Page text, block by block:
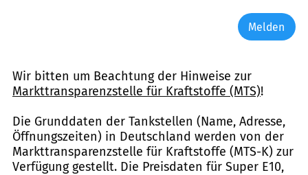
Melden
Wir bitten um Beachtung der Hinweise zur
Markttransparenzstelle für Kraftstoffe (MTS)!
Die Grunddaten der Tankstellen (Name, Adresse,
Öffnungszeiten) in Deutschland werden von der
Markttransparenzstelle für Kraftstoffe (MTS-K) zur
Verfügung gestellt. Die Preisdaten für Super E10,